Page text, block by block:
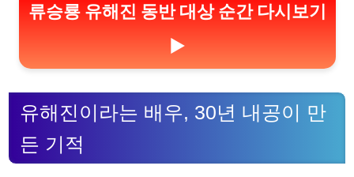
류승룡 유해진 동반 대상 순간 다시보기
▶
유해진이라는 배우, 30년 내공이 만
든 기적